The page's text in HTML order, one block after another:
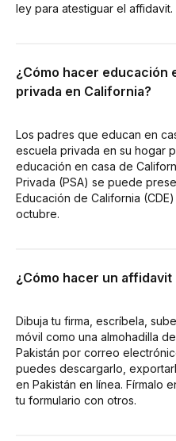
ley para atestiguar el affidavit.
¿Cómo hacer educación
privada en California?
Los padres que educan en
escuela privada en su hogar
educación en casa de
Privada (PSA) se puede
Educación de California
octubre.
¿Cómo hacer un affidavit
Dibuja tu firma, escríbela,
móvil como una almohadilla
Pakistán por correo
puedes descargarlo,
en Pakistán en línea. Fírmalo
tu formulario con otros.